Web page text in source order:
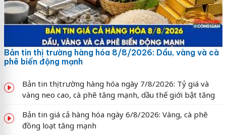
Bản tin thị trường hàng hóa 8/8/2026: Dầu, vàng và cà
phê biến động mạnh
Bản tin thị trường hàng hóa ngày 7/8/2026: Tỷ giá và
vàng neo cao, cà phê tăng mạnh, dầu thế giới bật tăng
Bản tin giá cả hàng hóa ngày 6/8/2026: Vàng, cà phê
đồng loạt tăng mạnh